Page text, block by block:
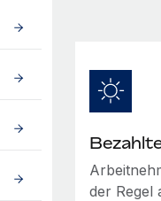
der Regel